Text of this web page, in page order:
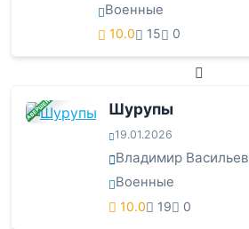
Военные
10.0 15 0
ЗАВЕРШЕНА Шурупы
19.01.2026
Владимир Васильев
Военные
10.0 19 0